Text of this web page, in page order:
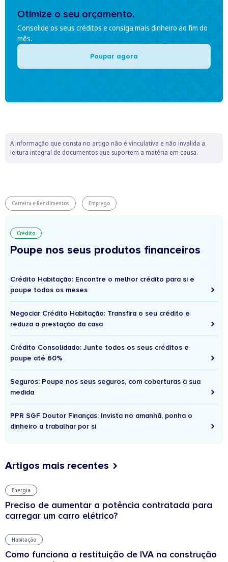
Otimize o seu orçamento.
Consolide os seus créditos e consiga mais dinheiro ao fim do
mês.
Poupar agora
A informação que consta no artigo não é vinculativa e não invalida a
leitura integral de documentos que suportem a matéria em causa.
Carreira e Rendimentos Emprego
Crédito
Poupe nos seus produtos financeiros
Crédito Habitação: Encontre o melhor crédito para si e
poupe todos os meses
Negociar Crédito Habitação: Transfira o seu crédito e
reduza a prestação da casa
Crédito Consolidado: Junte todos os seus créditos e
poupe até 60%
Seguros: Poupe nos seus seguros, com coberturas à sua
medida
PPR SGF Doutor Finanças: Invista no amanhã, ponha o
dinheiro a trabalhar por si
Artigos mais recentes
Energia
Preciso de aumentar a potência contratada para
carregar um carro elétrico?
Habitação
Como funciona a restituição de IVA na construção